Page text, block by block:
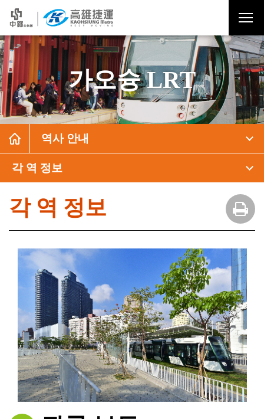
가오슝 LRT
역사 안내
각 역 정보
각 역 정보